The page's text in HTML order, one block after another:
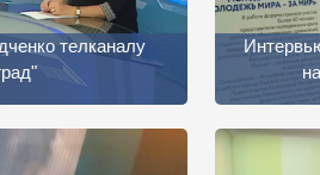
телканалу